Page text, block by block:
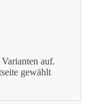
auf.
gewählt